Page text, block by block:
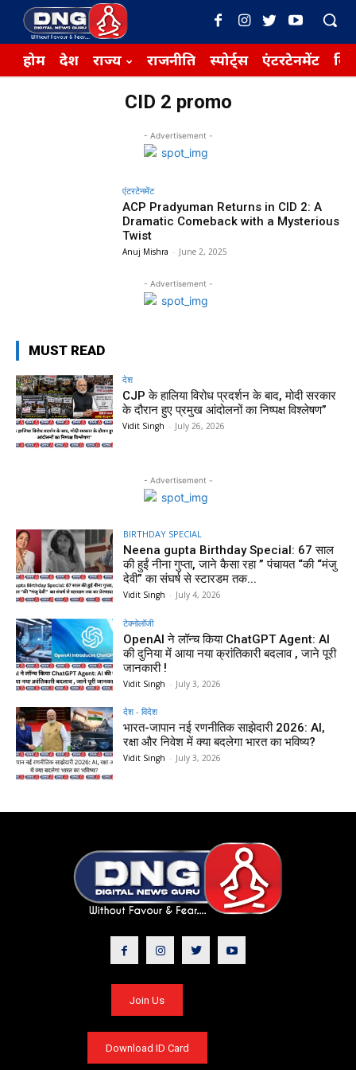
होम देश राज्य राजनीति स्पोर्ट्स एंटरटेनमेंट
CID 2 promo
- Advertisement -
एंटरटेनमेंट
ACP Pradyuman Returns in CID 2: A
Dramatic Comeback with a Mysterious
Twist
Anuj Mishra - June 2, 2025
- Advertisement -
MUST READ
देश
CJP के हालिया विरोध प्रदर्शन के बाद, मोदी सरकार
के दौरान हुए प्रमुख आंदोलनों का निष्पक्ष विश्लेषण”
Vidit Singh - July 26, 2026
- Advertisement -
BIRTHDAY SPECIAL
Neena gupta Birthday Special: 67 साल
की हुईं नीना गुप्ता, जाने कैसा रहा ” पंचायत “की “मंजु
देवी” का संघर्ष से स्टारडम तक...
Vidit Singh - July 4, 2026
टेक्नोलॉजी
OpenAI ने लॉन्च किया ChatGPT Agent: AI
की दुनिया में आया नया क्रांतिकारी बदलाव , जाने पूरी
जानकारी !
Vidit Singh - July 3, 2026
देश - विदेश
भारत-जापान नई रणनीतिक साझेदारी 2026: AI,
रक्षा और निवेश में क्या बदलेगा भारत का भविष्य?
Vidit Singh - July 3, 2026
Join Us
Download ID Card